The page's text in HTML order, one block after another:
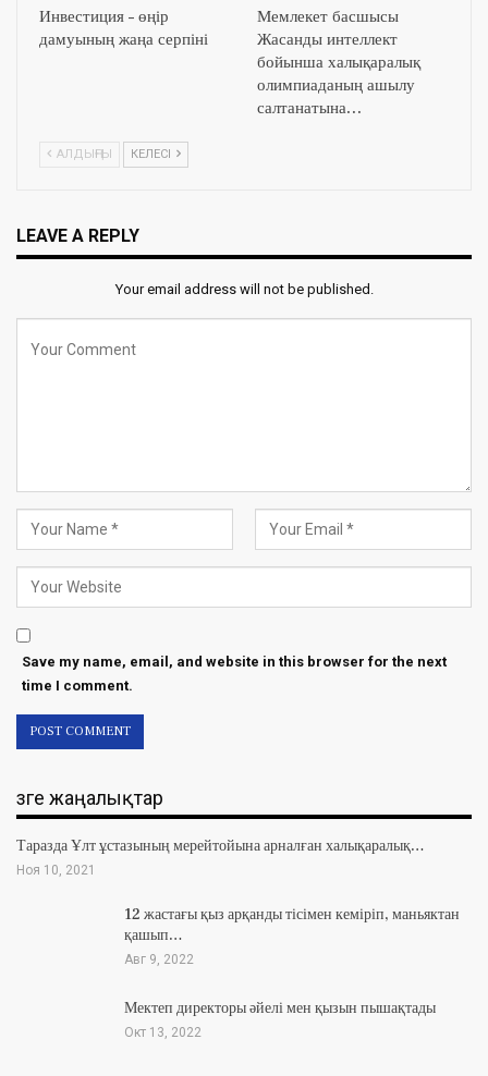
Инвестиция – өңір
дамуының жаңа серпіні
Мемлекет басшысы
Жасанды интеллект
бойынша халықаралық
олимпиаданың ашылу
салтанатына…
АЛДЫҢҒЫ КЕЛЕСІ
LEAVE A REPLY
Your email address will not be published.
Save my name, email, and website in this browser for the next
time I comment.
Өзге жаңалықтар
Таразда Ұлт ұстазының мерейтойына арналған халықаралық…
Ноя 10, 2021
12 жастағы қыз арқанды тісімен кеміріп, маньяктан
қашып…
Авг 9, 2022
Мектеп директоры әйелі мен қызын пышақтады
Окт 13, 2022